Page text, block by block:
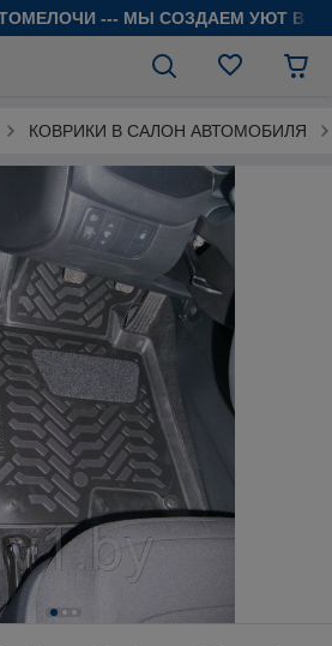
--- МЫ СОЗДАЕМ УЮТ В
КОВРИКИ В САЛОН АВТОМОБИЛЯ